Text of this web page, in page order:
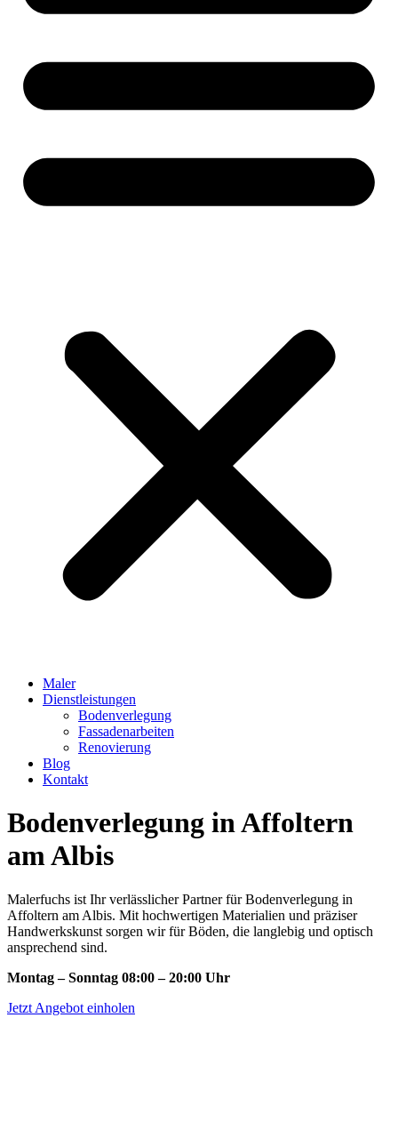
Maler
Dienstleistungen
Bodenverlegung
Fassadenarbeiten
Renovierung
Blog
Kontakt
Bodenverlegung in Affoltern
am Albis
Malerfuchs ist Ihr verlässlicher Partner für Bodenverlegung in
Affoltern am Albis. Mit hochwertigen Materialien und präziser
Handwerkskunst sorgen wir für Böden, die langlebig und optisch
ansprechend sind.
Montag – Sonntag 08:00 – 20:00 Uhr
Jetzt Angebot einholen